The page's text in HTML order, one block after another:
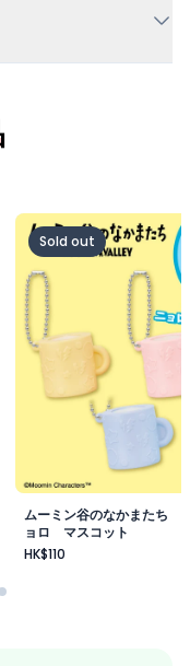
ンドワン限定ver.
ムーミン谷のなかま
Sold out
ムーミン谷のなかまたち
ョロ マスコット
HK$110